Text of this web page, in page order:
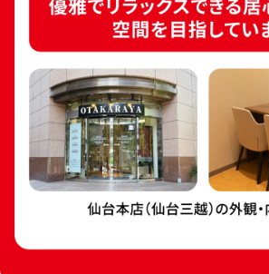
東京2020オリンピック パラリンピック競
技大会 記念千円銀貨幣 プルーフ貨幣セッ
参考買取価格